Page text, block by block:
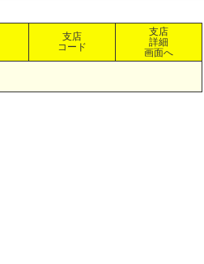
支店
コード
支店
詳細
画面へ